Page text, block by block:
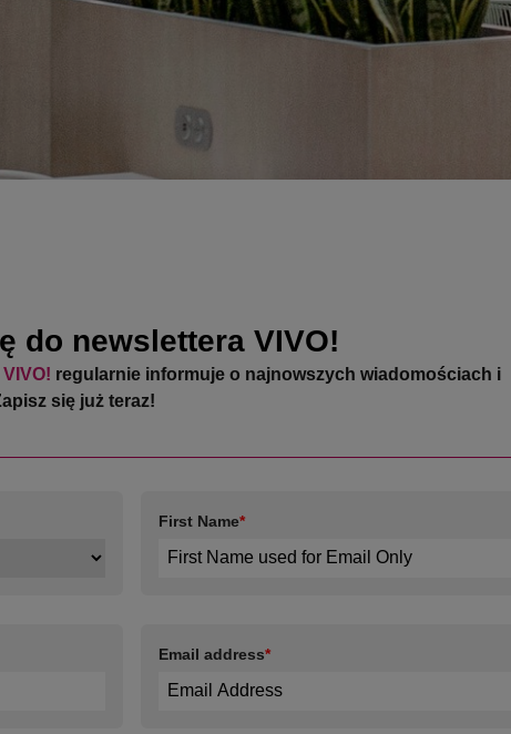
do newslettera VIVO!
VIVO! regularnie informuje o najnowszych wiadomościach i
się już teraz!
First Name*
Email address*